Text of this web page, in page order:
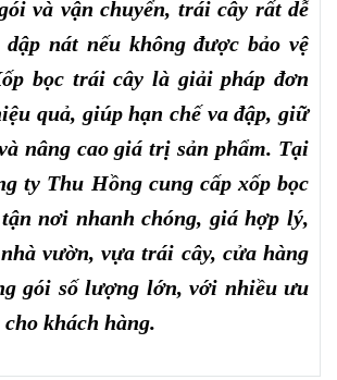
và vận chuyển, trái cây rất dễ
nát nếu không được bảo vệ
bọc trái cây là giải pháp đơn
quả, giúp hạn chế va đập, giữ
nâng cao giá trị sản phẩm. Tại
ty Thu Hồng cung cấp xốp bọc
nơi nhanh chóng, giá hợp lý,
vườn, vựa trái cây, cửa hàng
gói số lượng lớn, với nhiều ưu
khách hàng.